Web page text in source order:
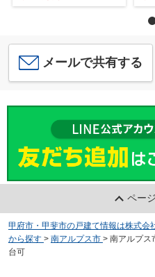
メールで共有する
ペー
甲府市・甲斐市の戸建て情報は株式会
から探す > 南アルプス市 > 南アルプス
台可